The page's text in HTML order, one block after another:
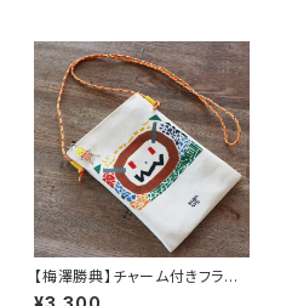
【梅澤勝典】チャーム付きフラット
ポーチ